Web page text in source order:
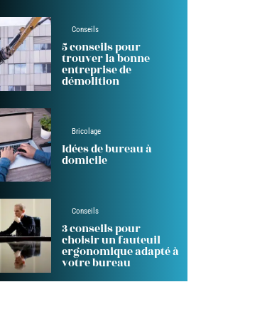
Conseils
5 conseils pour
trouver la bonne
entreprise de
démolition
Bricolage
Idées de bureau à
domicile
Conseils
3 conseils pour
choisir un fauteuil
ergonomique adapté à
votre bureau